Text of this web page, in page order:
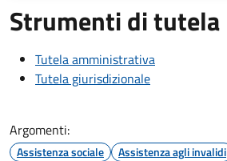
Strumenti di tutela
Tutela amministrativa
Tutela giurisdizionale
Argomenti:
Assistenza sociale Assistenza agli invalidi